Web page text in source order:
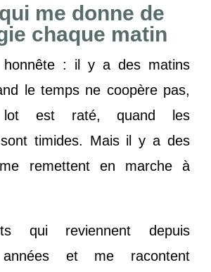
me donne de
chaque matin
: il y a des matins
le temps ne coopère pas,
est raté, quand les
timides. Mais il y a des
remettent en marche à
qui reviennent depuis
années et me racontent